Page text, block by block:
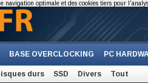
BASE OVERCLOCKING PC
durs SSD Divers Tout
navigation optimale et des cookies tiers pour